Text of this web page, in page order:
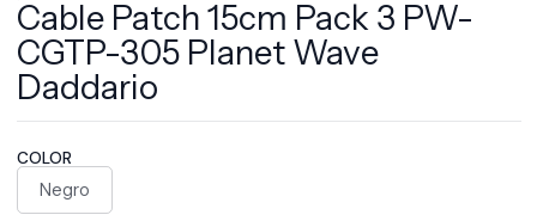
Cable Patch 15cm Pack 3 PW-
CGTP-305 Planet Wave
Daddario
COLOR
Negro